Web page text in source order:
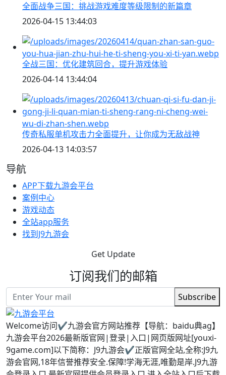
全面战争三国：挑战游戏难度等级限制的新篇章
2026-04-15 13:44:03
全战三国：优化建筑回合，提升游戏体验
2026-04-14 13:44:04
传奇私服单机攻击力全面提升，让你成为无敌战神
2026-04-13 14:03:57
导航
APP下载九游会平台
案例中心
游戏动态
全站app服务
找到J9九游会
Get Update
订阅我们的邮箱
Subscribe
Welcome访问✔九游会官方网站推荐【导航：baidu典ag】
九游会平台2026最新版官网|登录|入口|网页版网址[youxi-
9game.com]以下简称：J9九游会✔正版官网全站,全称:J9九
游会官网,18年信誉推荐安全.保障!学海无涯,唯勤是岸.J9九游